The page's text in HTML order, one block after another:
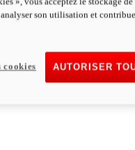
100
son utilisation et
AUTORISER
cookies